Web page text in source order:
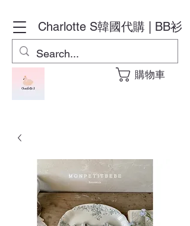
Charlotte S韓國代購 | BB衫
購物車